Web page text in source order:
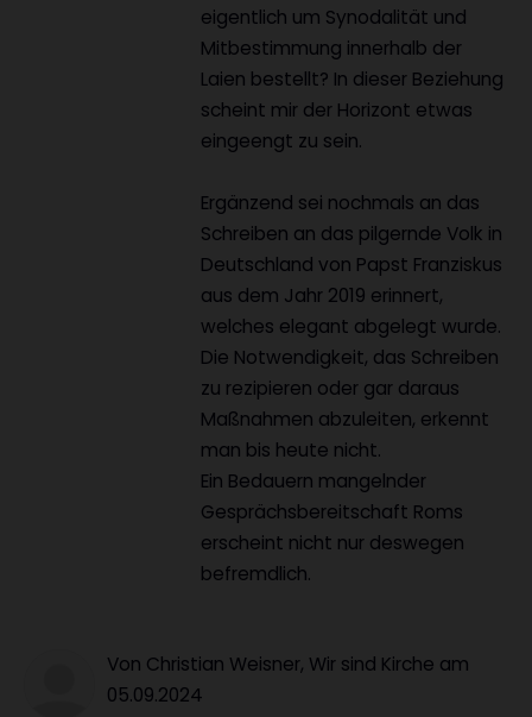
eigentlich um Synodalität und
Mitbestimmung innerhalb der
Laien bestellt? In dieser Beziehung
scheint mir der Horizont etwas
eingeengt zu sein.
Ergänzend sei nochmals an das
Schreiben an das pilgernde Volk in
Deutschland von Papst Franziskus
aus dem Jahr 2019 erinnert,
welches elegant abgelegt wurde.
Die Notwendigkeit, das Schreiben
zu rezipieren oder gar daraus
Maßnahmen abzuleiten, erkennt
man bis heute nicht.
Ein Bedauern mangelnder
Gesprächsbereitschaft Roms
erscheint nicht nur deswegen
befremdlich.
Von Christian Weisner, Wir sind Kirche am
05.09.2024